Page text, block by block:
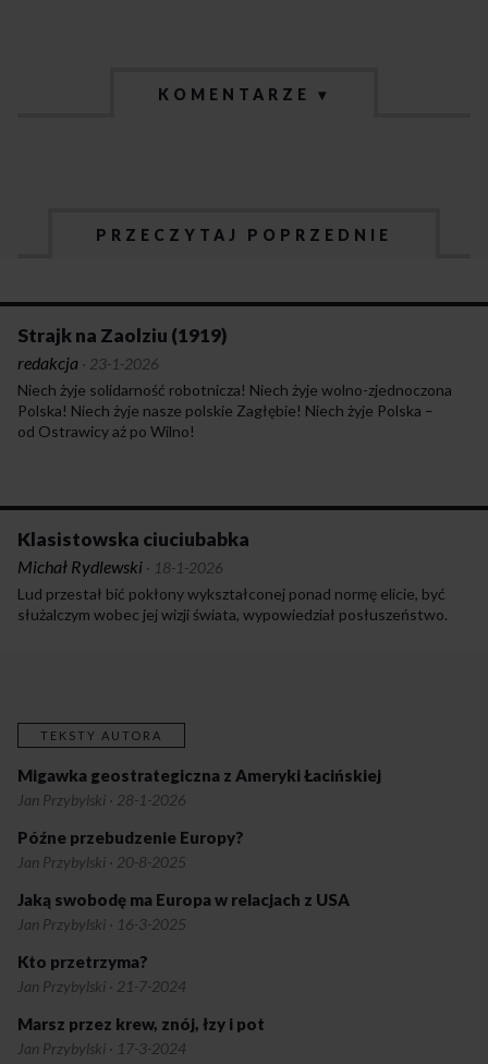
KOMENTARZE ▾
PRZECZYTAJ POPRZEDNIE
Strajk na Zaolziu (1919)
redakcja · 23-1-2026
Niech żyje solidarność robotnicza! Niech żyje wolno-zjednoczona
Polska! Niech żyje nasze polskie Zagłębie! Niech żyje Polska –
od Ostrawicy aż po Wilno!
Klasistowska ciuciubabka
Michał Rydlewski · 18-1-2026
Lud przestał bić pokłony wykształconej ponad normę elicie, być
służalczym wobec jej wizji świata, wypowiedział posłuszeństwo.
TEKSTY AUTORA
Migawka geostrategiczna z Ameryki Łacińskiej
Jan Przybylski · 28-1-2026
Późne przebudzenie Europy?
Jan Przybylski · 20-8-2025
Jaką swobodę ma Europa w relacjach z USA
Jan Przybylski · 16-3-2025
Kto przetrzyma?
Jan Przybylski · 21-7-2024
Marsz przez krew, znój, łzy i pot
Jan Przybylski · 17-3-2024